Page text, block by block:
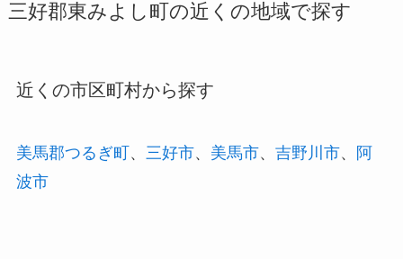
三好郡東みよし町の近くの地域で探す
近くの市区町村から探す
美馬郡つるぎ町、 三好市、 美馬市、 吉野川市、 阿
波市